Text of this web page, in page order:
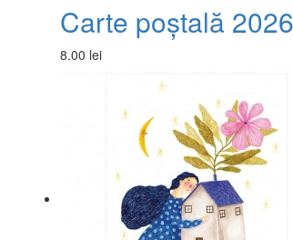
Carte poștală
8.00 lei